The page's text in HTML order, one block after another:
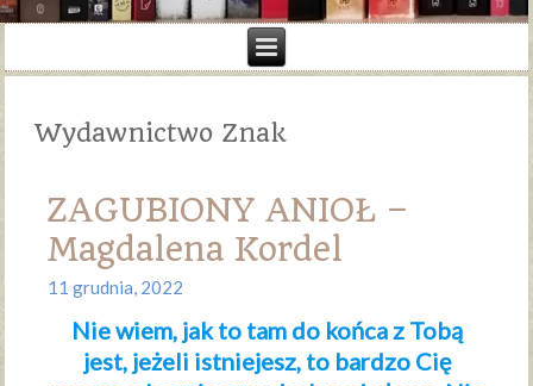
Wydawnictwo Znak
ZAGUBIONY ANIOŁ –
Magdalena Kordel
11 grudnia, 2022
Nie wiem, jak to tam do końca z Tobą
jest, jeżeli istniejesz, to bardzo Cię